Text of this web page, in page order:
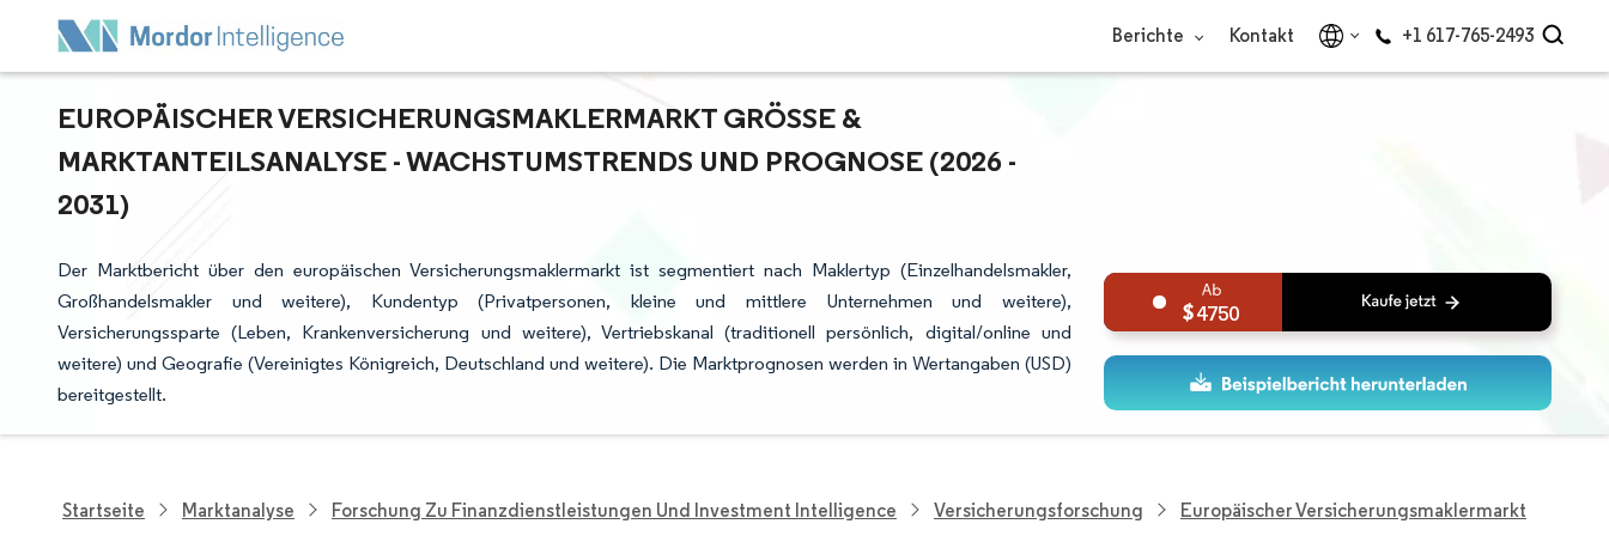
Berichte Kontakt +1 617-765-2493
EUROPÄISCHER VERSICHERUNGSMAKLERMARKT GRÖSSE & M
ARKTANTEILSANALYSE - WACHSTUMSTRENDS UND PROGNOSE (2026 - 2
031)
Der Marktbericht über den europäischen Versicherungsmaklermarkt ist segmentiert nach Maklertyp (Einzelhandelsmakler,
Großhandelsmakler und weitere), Kundentyp (Privatpersonen, kleine und mittlere Unternehmen und weitere),
Versicherungssparte (Leben, Krankenversicherung und weitere), Vertriebskanal (traditionell persönlich, digital/online und
weitere) und Geografie (Vereinigtes Königreich, Deutschland und weitere). Die Marktprognosen werden in Wertangaben (USD)
bereitgestellt.
4750
Startseite Marktanalyse Forschung Zu Finanzdienstleistungen Und Investment Intelligence Versicherungsforschung Europäischer Versicherungsmaklermarkt